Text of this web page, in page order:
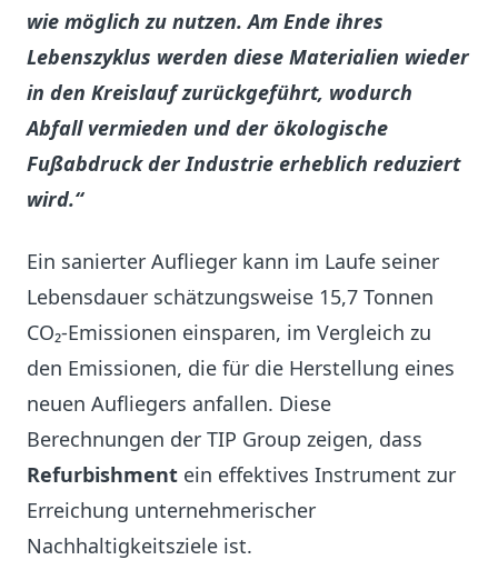
wie möglich zu nutzen. Am Ende ihres
Lebenszyklus werden diese Materialien wieder
in den Kreislauf zurückgeführt, wodurch
Abfall vermieden und der ökologische
Fußabdruck der Industrie erheblich reduziert
wird.“
Ein sanierter Auflieger kann im Laufe seiner
Lebensdauer schätzungsweise 15,7 Tonnen
CO₂-Emissionen einsparen, im Vergleich zu
den Emissionen, die für die Herstellung eines
neuen Aufliegers anfallen. Diese
Berechnungen der TIP Group zeigen, dass
Refurbishment ein effektives Instrument zur
Erreichung unternehmerischer
Nachhaltigkeitsziele ist.